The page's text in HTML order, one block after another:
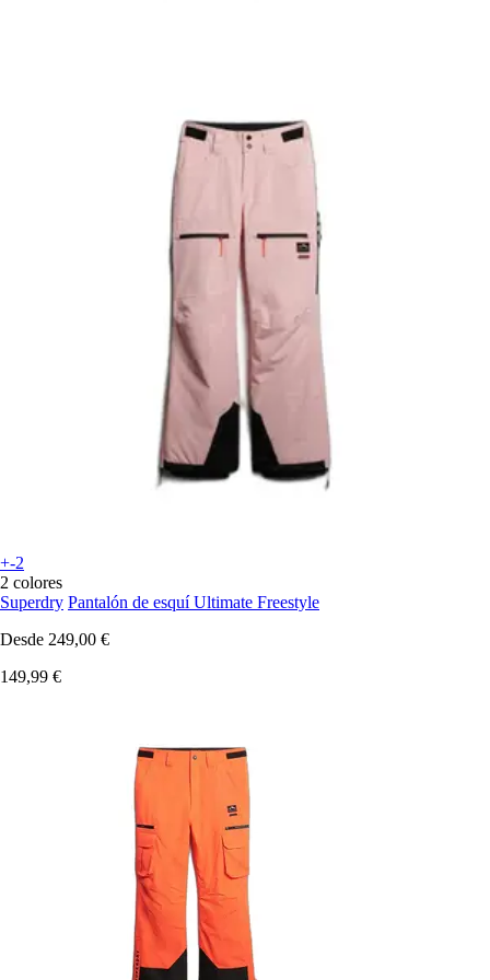
+-2
2 colores
Superdry Pantalón de esquí Ultimate Freestyle
Desde 249,00 €
149,99 €